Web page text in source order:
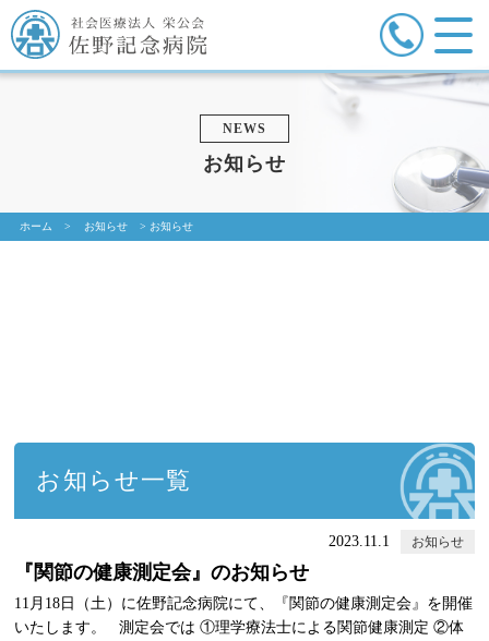
NEWS
お知らせ
ホーム > お知らせ > お知らせ
お知らせ一覧
2023.11.1 お知らせ
『関節の健康測定会』のお知らせ
11月18日（土）に佐野記念病院にて、『関節の健康測定会』を開催
いたします。 測定会では ①理学療法士による関節健康測定 ②体